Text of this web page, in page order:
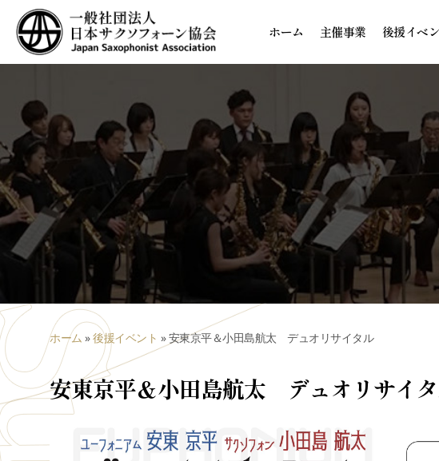
ホーム 主催事業 後援イベ
ホーム »後援イベント »安東京平＆小田島航太 デュオリサイタル
安東京平＆小田島航太 デュオリサイ